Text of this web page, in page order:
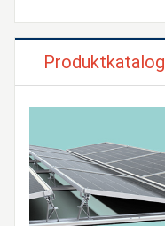
Produktkatalog